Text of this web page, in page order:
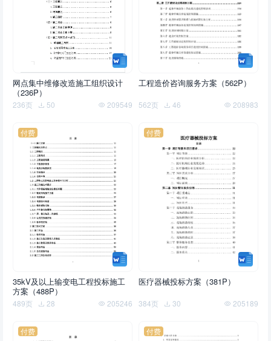
网点集中维修改造施工组织设计
（236P）
236页 50 209549
工程造价咨询服务方案（562P）
562页 46 208983
付费
35kV及以上输变电工程投标施工
方案（488P）
489页 28 205246
付费
医疗器械投标方案（381P）
384页 30 205189
付费 付费